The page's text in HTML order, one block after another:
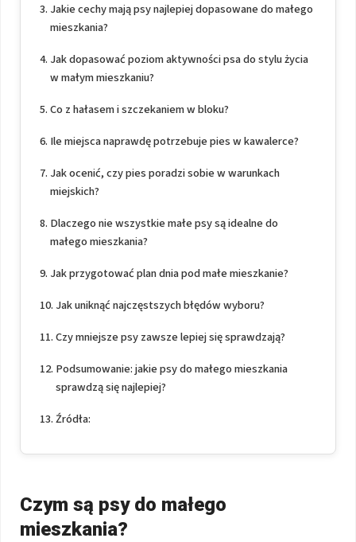
Jakie cechy mają psy najlepiej dopasowane do małego
mieszkania?
Jak dopasować poziom aktywności psa do stylu życia
w małym mieszkaniu?
Co z hałasem i szczekaniem w bloku?
Ile miejsca naprawdę potrzebuje pies w kawalerce?
Jak ocenić, czy pies poradzi sobie w warunkach
miejskich?
Dlaczego nie wszystkie małe psy są idealne do
małego mieszkania?
Jak przygotować plan dnia pod małe mieszkanie?
Jak uniknąć najczęstszych błędów wyboru?
Czy mniejsze psy zawsze lepiej się sprawdzają?
Podsumowanie: jakie psy do małego mieszkania
sprawdzą się najlepiej?
Źródła:
Czym są psy do małego
mieszkania?